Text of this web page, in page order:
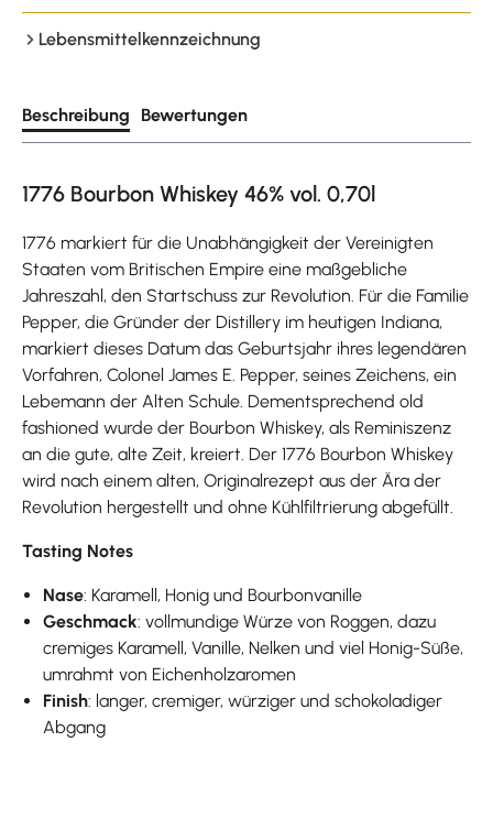
Lebensmittelkennzeichnung
Beschreibung Bewertungen
1776 Bourbon Whiskey 46% vol. 0,70l
1776 markiert für die Unabhängigkeit der Vereinigten
Staaten vom Britischen Empire eine maßgebliche
Jahreszahl, den Startschuss zur Revolution. Für die Familie
Pepper, die Gründer der Distillery im heutigen Indiana,
markiert dieses Datum das Geburtsjahr ihres legendären
Vorfahren, Colonel James E. Pepper, seines Zeichens, ein
Lebemann der Alten Schule. Dementsprechend old
fashioned wurde der Bourbon Whiskey, als Reminiszenz
an die gute, alte Zeit, kreiert. Der 1776 Bourbon Whiskey
wird nach einem alten, Originalrezept aus der Ära der
Revolution hergestellt und ohne Kühlfiltrierung abgefüllt.
Tasting Notes
Nase: Karamell, Honig und Bourbonvanille
Geschmack: vollmundige Würze von Roggen, dazu
cremiges Karamell, Vanille, Nelken und viel Honig-Süße,
umrahmt von Eichenholzaromen
Finish: langer, cremiger, würziger und schokoladiger
Abgang